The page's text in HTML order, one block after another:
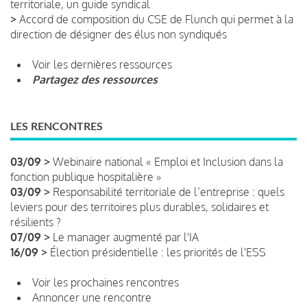
territoriale, un guide syndical
> Accord de composition du CSE de Flunch qui permet à la
direction de désigner des élus non syndiqués
Voir les dernières ressources
Partagez des ressources
LES RENCONTRES
03/09 > Webinaire national « Emploi et Inclusion dans la
fonction publique hospitalière »
03/09 > Responsabilité territoriale de l’entreprise : quels
leviers pour des territoires plus durables, solidaires et
résilients ?
07/09 > Le manager augmenté par l'IA
16/09 > Élection présidentielle : les priorités de l'ESS
Voir les prochaines rencontres
Annoncer une rencontre